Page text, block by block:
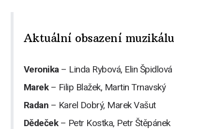
Aktuální obsazení muzikálu
Veronika – Linda Rybová, Elin Špidlová
Marek– Filip Blažek, Martin Trnavský
Radan – Karel Dobrý, Marek Vašut
Dědeček – Petr Kostka, Petr Štěpánek